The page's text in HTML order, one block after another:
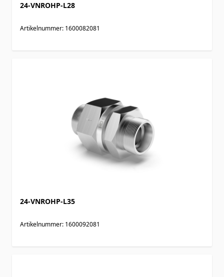
24-VNROHP-L28
Artikelnummer: 1600082081
24-VNROHP-L35
Artikelnummer: 1600092081